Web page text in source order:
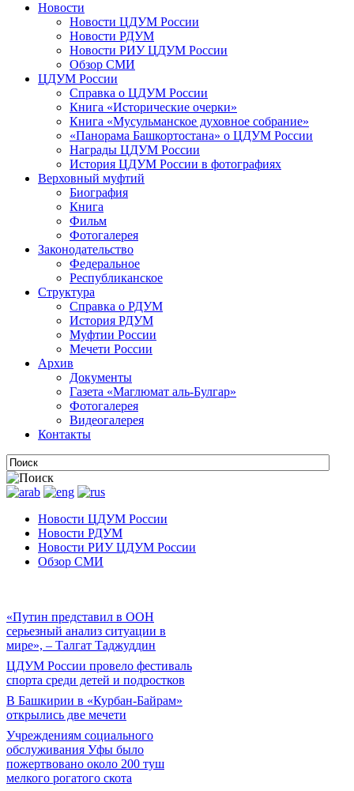
Новости
Новости ЦДУМ России
Новости РДУМ
Новости РИУ ЦДУМ России
Обзор СМИ
ЦДУМ России
Справка о ЦДУМ России
Книга «Исторические очерки»
Книга «Мусульманское духовное собрание»
«Панорама Башкортостана» о ЦДУМ России
Награды ЦДУМ России
История ЦДУМ России в фотографиях
Верховный муфтий
Биография
Книга
Фильм
Фотогалерея
Законодательство
Федеральное
Республиканское
Структура
Справка о РДУМ
История РДУМ
Муфтии России
Мечети России
Архив
Документы
Газета «Маглюмат аль-Булгар»
Фотогалерея
Видеогалерея
Контакты
Новости ЦДУМ России
Новости РДУМ
Новости РИУ ЦДУМ России
Обзор СМИ
«Путин представил в ООН
серьезный анализ ситуации в
мире», – Талгат Таджуддин
ЦДУМ России провело фестиваль
спорта среди детей и подростков
В Башкирии в «Курбан-Байрам»
открылись две мечети
Учреждениям социального
обслуживания Уфы было
пожертвовано около 200 туш
мелкого рогатого скота